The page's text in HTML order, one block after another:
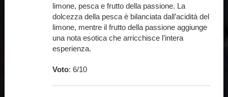
limone, pesca e frutto della passione. La
dolcezza della pesca è bilanciata dall’acidità del
limone, mentre il frutto della passione aggiunge
una nota esotica che arricchisce l’intera
esperienza.
Voto: 6/10